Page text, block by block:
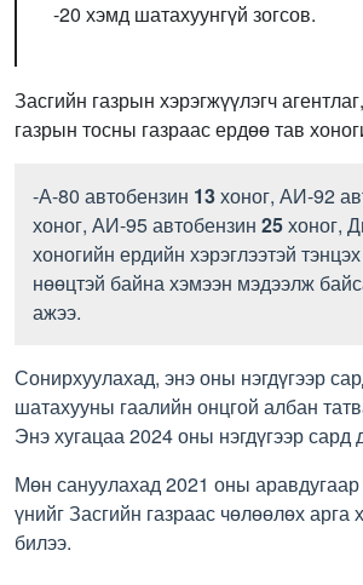
-20 хэмд шатахуунгүй зогсов.
Засгийн газрын хэрэгжүүлэгч
газрын тосны газраас ердөө тав
-А-80 автобензин 13хоног, АИ-92
хоног, АИ-95 автобензин 25хоног,
хоногийн ердийн хэрэглээтэй
нөөцтэй байна хэмээн мэдээлж
ажээ.
Сонирхуулахад, энэ оны нэгдүгээр
шатахууны гаалийн онцгой албан
Энэ хугацаа 2024 оны нэгдүгээр сард
Мөн сануулахад 2021 оны
үнийг Засгийн газраас чөлөөлөх арга
билээ.